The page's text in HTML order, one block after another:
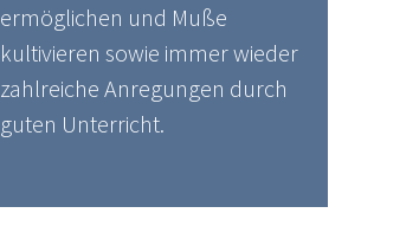
ermöglichen und Muße
kultivieren sowie immer wieder
zahlreiche Anregungen durch
guten Unterricht.